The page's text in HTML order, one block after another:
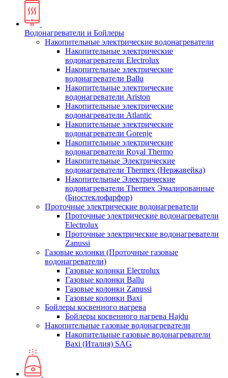
Водонагреватели и Бойлеры
Накопительные электрические водонагреватели
Накопительные электрические
водонагреватели Electrolux
Накопительные электрические
водонагреватели Ballu
Накопительные электрические
водонагреватели Ariston
Накопительные электрические
водонагреватели Atlantic
Накопительные электрические
водонагреватели Gorenje
Накопительные электрические
водонагреватели Royal Thermo
Накопительные Электрические
водонагреватели Thermex (Нержавейка)
Накопительные Электрические
водонагреватели Thermex Эмалированные
(Биостеклофарфор)
Проточные электрические водонагреватели
Проточные электрические водонагреватели
Electrolux
Проточные электрические водонагреватели
Zanussi
Газовые колонки (Проточные газовые
водонагреватели)
Газовые колонки Electrolux
Газовые колонки Ballu
Газовые колонки Zanussi
Газовые колонки Baxi
Бойлеры косвенного нагрева
Бойлеры косвенного нагрева Hajdu
Накопительные газовые водонагреватели
Накопительные газовые водонагреватели
Baxi (Италия) SAG